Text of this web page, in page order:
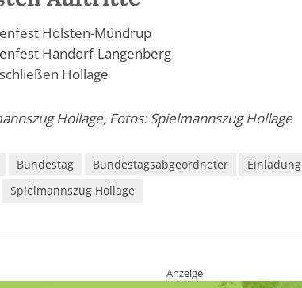
Holsten-Mündrup
Handorf-Langenberg
Hollage
Hollage, Fotos: Spielmannszug Hollage
Bundestag Bundestagsabgeordneter Einladung
Spielmannszug Hollage
Anzeige